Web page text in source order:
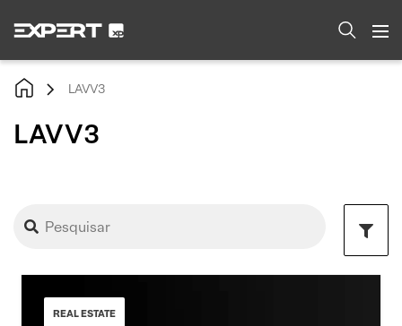
LAVV3
LAVV3
REAL ESTATE